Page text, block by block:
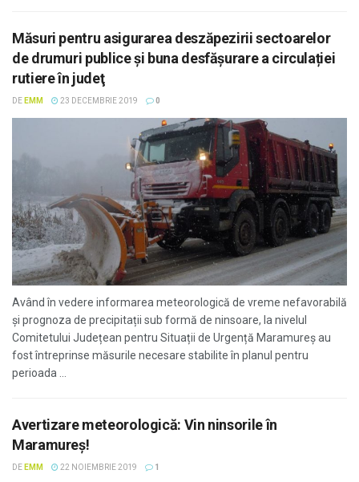
Măsuri pentru asigurarea deszăpezirii sectoarelor
de drumuri publice și buna desfășurare a circulației
rutiere în judeţ
DE EMM 23 DECEMBRIE 2019 0
Având în vedere informarea meteorologică de vreme nefavorabilă
și prognoza de precipitații sub formă de ninsoare, la nivelul
Comitetului Județean pentru Situații de Urgență Maramureș au
fost întreprinse măsurile necesare stabilite în planul pentru
perioada ...
Avertizare meteorologică: Vin ninsorile în
Maramureş!
DE EMM 22 NOIEMBRIE 2019 1